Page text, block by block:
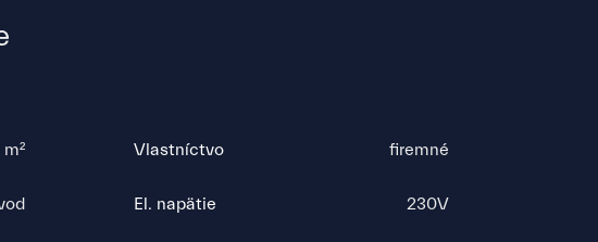
Vlastníctvo firemné
El. napätie 230V